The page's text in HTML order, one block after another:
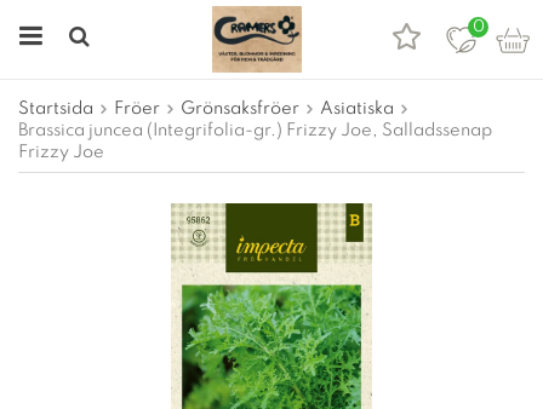
0
Startsida Fröer Grönsaksfröer
Asiatiska
Brassica juncea (Integrifolia-gr.) Frizzy Joe, Salladssenap
Frizzy Joe